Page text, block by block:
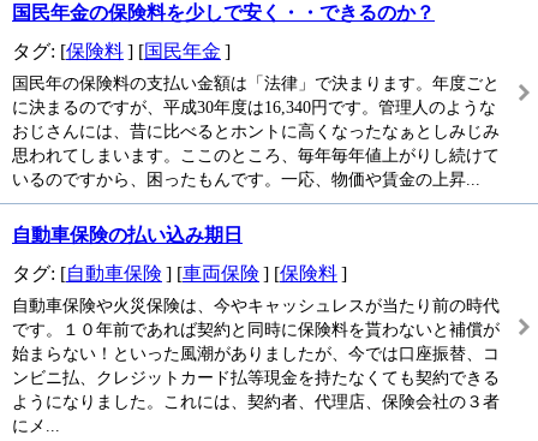
国民年金の保険料を少しで安く・・できるのか？
タグ: [保険料] [国民年金 ]
国民年の保険料の支払い金額は「法律」で決まります。年度ごと
に決まるのですが、平成30年度は16,340円です。管理人のような
おじさんには、昔に比べるとホントに高くなったなぁとしみじみ
思われてしまいます。ここのところ、毎年毎年値上がりし続けて
いるのですから、困ったもんです。一応、物価や賃金の上昇...
自動車保険の払い込み期日
タグ: [自動車保険 ] [車両保険 ] [保険料]
自動車保険や火災保険は、今やキャッシュレスが当たり前の時代
です。１０年前であれば契約と同時に保険料を貰わないと補償が
始まらない！といった風潮がありましたが、今では口座振替、コ
ンビニ払、クレジットカード払等現金を持たなくても契約できる
ようになりました。これには、契約者、代理店、保険会社の３者
にメ...